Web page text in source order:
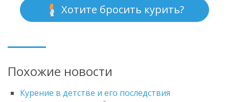
Хотите бросить курить?
Похожие новости
Курение в детстве и его последствия